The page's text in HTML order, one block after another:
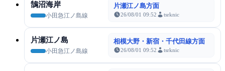
鵠沼海岸
小田急江ノ島線
片瀬江ノ島方面
26/08/01 09:52 tsrknic
片瀬江ノ島
小田急江ノ島線
相模大野・新宿・千代田線方面
26/08/01 09:52 tsrknic